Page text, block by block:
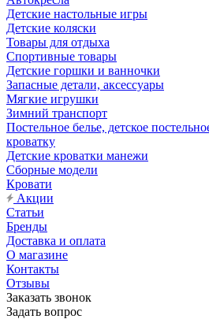
Детские настольные игры
Детские коляски
Товары для отдыха
Спортивные товары
Детские горшки и ванночки
Запасные детали, аксессуары
Мягкие игрушки
Зимний транспорт
Постельное белье, детское
кроватку
Детские кроватки манежи
Сборные модели
Кровати
Акции
Статьи
Бренды
Доставка и оплата
О магазине
Контакты
Отзывы
Заказать звонок
Задать вопрос